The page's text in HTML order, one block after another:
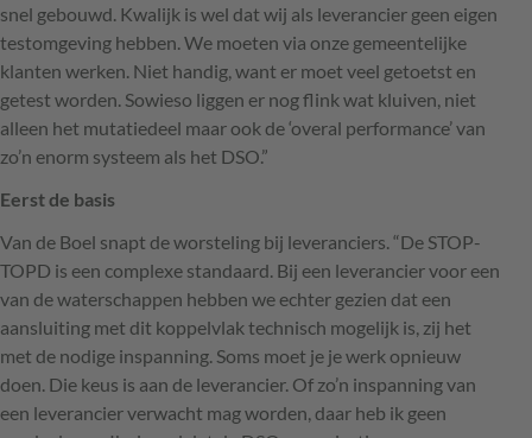
snel gebouwd. Kwalijk is wel dat wij als leverancier geen eigen
testomgeving hebben. We moeten via onze gemeentelijke
klanten werken. Niet handig, want er moet veel getoetst en
getest worden. Sowieso liggen er nog flink wat kluiven, niet
alleen het mutatiedeel maar ook de ‘overal performance’ van
zo’n enorm systeem als het DSO.”
Eerst de basis
Van de Boel snapt de worsteling bij leveranciers. “De STOP-
TOPD is een complexe standaard. Bij een leverancier voor een
van de waterschappen hebben we echter gezien dat een
aansluiting met dit koppelvlak technisch mogelijk is, zij het
met de nodige inspanning. Soms moet je je werk opnieuw
doen. Die keus is aan de leverancier. Of zo’n inspanning van
een leverancier verwacht mag worden, daar heb ik geen